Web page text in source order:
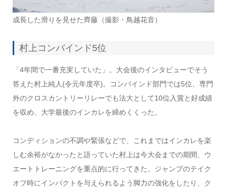
成長した滑りを見せた齊藤（撮影・鳥越花音）
村上コンバインド5位
「4年間で一番充実していた」。大会後のインタビューでそう
答えた村上純人(令元年度卒)。コンバインド部門では5位、専門
外のクロスカントリーリレーでも法大として10位入賞と好成績
を収め、大学最後のインカレを締めくくった。
コンディションの不調や緊張などで、これまではインカレを楽
しむ余裕がなかったと語っていた村上は今大会までの期間、ウ
エートトレーニングを重点的に行ってきた。ジャンプのテイク
オフ時にインパクトを与えられるよう脚力の強化をしたり、ク